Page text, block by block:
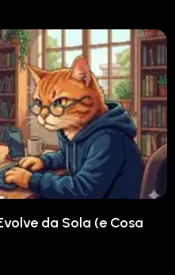
da Sola (e Cosa